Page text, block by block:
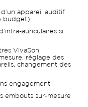
appareil auditif
budget)
auriculaires si
VivaSon
réglage des
changement des
engagement
embouts sur-mesure